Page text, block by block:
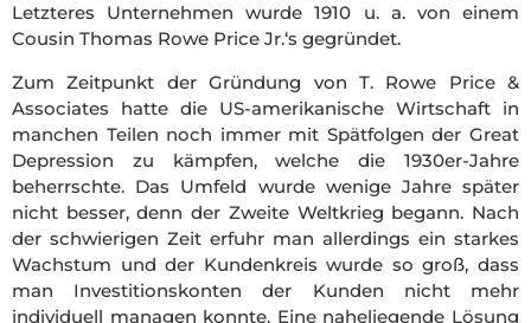
Letzteres Unternehmen wurde 1910 u. a. von einem
Cousin Thomas Rowe Price Jr.‘s gegründet.
Zum Zeitpunkt der Gründung von T. Rowe Price &
Associates hatte die US-amerikanische Wirtschaft in
manchen Teilen noch immer mit Spätfolgen der Great
Depression zu kämpfen, welche die 1930er-Jahre
beherrschte. Das Umfeld wurde wenige Jahre später
nicht besser, denn der Zweite Weltkrieg begann. Nach
der schwierigen Zeit erfuhr man allerdings ein starkes
Wachstum und der Kundenkreis wurde so groß, dass
man Investitionskonten der Kunden nicht mehr
individuell managen konnte. Eine naheliegende Lösung